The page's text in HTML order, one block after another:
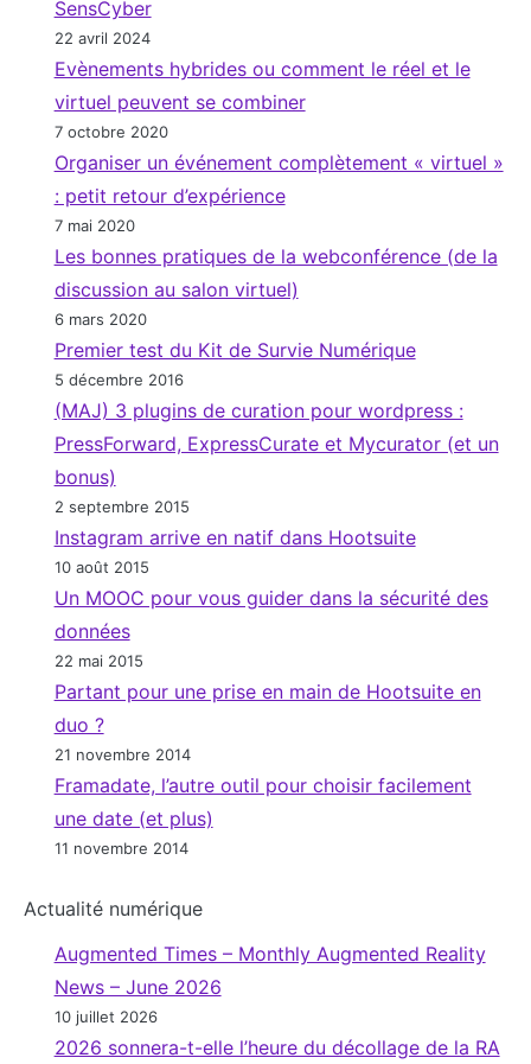
SensCyber
22 avril 2024
Evènements hybrides ou comment le réel et le
virtuel peuvent se combiner
7 octobre 2020
Organiser un événement complètement « virtuel »
: petit retour d’expérience
7 mai 2020
Les bonnes pratiques de la webconférence (de la
discussion au salon virtuel)
6 mars 2020
Premier test du Kit de Survie Numérique
5 décembre 2016
(MAJ) 3 plugins de curation pour wordpress :
PressForward, ExpressCurate et Mycurator (et un
bonus)
2 septembre 2015
Instagram arrive en natif dans Hootsuite
10 août 2015
Un MOOC pour vous guider dans la sécurité des
données
22 mai 2015
Partant pour une prise en main de Hootsuite en
duo ?
21 novembre 2014
Framadate, l’autre outil pour choisir facilement
une date (et plus)
11 novembre 2014
Actualité numérique
Augmented Times – Monthly Augmented Reality
News – June 2026
10 juillet 2026
2026 sonnera-t-elle l’heure du décollage de la RA